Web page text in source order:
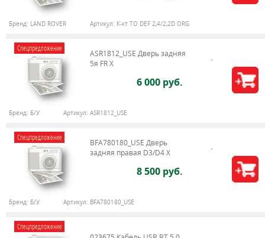
Бренд: LAND ROVER Артикул: К-кт ТО DEF 2,4/2,2D ORG
Спецпредложение
ASR1812_USE Дверь задняя
5я FR X
6 000 руб.
Бренд: Б/У Артикул: ASR1812_USE
Спецпредложение
BFA780180_USE Дверь
задняя правая D3/D4 X
8 500 руб.
Бренд: Б/У Артикул: BFA780180_USE
Спецпредложение